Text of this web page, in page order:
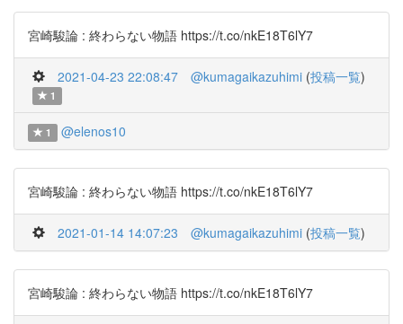
宮崎駿論 : 終わらない物語 https://t.co/nkE18T6lY7
2021-04-23 22:08:47 @kumagaikazuhimi (投稿一覧)
1
1 @elenos10
宮崎駿論 : 終わらない物語 https://t.co/nkE18T6lY7
2021-01-14 14:07:23 @kumagaikazuhimi (投稿一覧)
宮崎駿論 : 終わらない物語 https://t.co/nkE18T6lY7